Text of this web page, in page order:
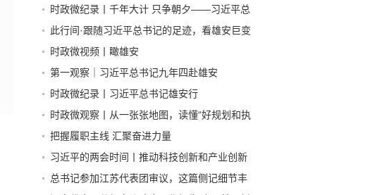
时政微纪录丨千年大计 只争朝夕——习近平总
书记赴河北雄安新区考察纪实
此行间·跟随习近平总书记的足迹，看雄安巨变
时政微视频丨瞰雄安
第一观察｜习近平总书记九年四赴雄安
时政微纪录丨习近平总书记雄安行
时政微观察丨从一张张地图，读懂“好规划和执
行力”
把握履职主线 汇聚奋进力量
习近平的两会时间丨推动科技创新和产业创新
深度融合
总书记参加江苏代表团审议，这篇侧记细节丰